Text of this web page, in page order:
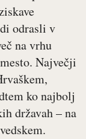
odrasli v
na vrhu
Največji
ko najbolj
državah – na